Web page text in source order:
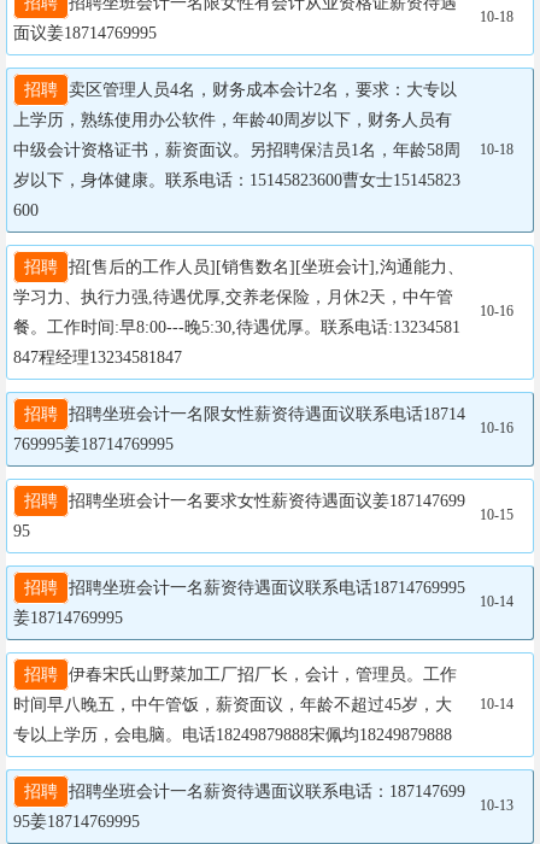
面议姜18714769995
10-18
招聘 卖区管理人员4名，财务成本会计2名，要求：大专以
上学历，熟练使用办公软件，年龄40周岁以下，财务人员有
中级会计资格证书，薪资面议。另招聘保洁员1名，年龄58周
岁以下，身体健康。联系电话：15145823600曹女士15145823
600
10-18
招聘 招[售后的工作人员][销售数名][坐班会计],沟通能力、
学习力、执行力强,​待遇优厚,交养老保险，月休2天，中午管
餐。工作时间:早8:00---晚5:30,待遇优厚。联系电话:13234581
847程经理13234581847
10-16
招聘 招聘坐班会计一名限女性薪资待遇面议联系电话18714
769995姜18714769995
10-16
招聘 招聘坐班会计一名要求女性薪资待遇面议姜187147699
95
10-15
招聘 招聘坐班会计一名薪资待遇面议联系电话18714769995
姜18714769995
10-14
招聘 伊春宋氏山野菜加工厂招厂长，会计，管理员。工作
时间早八晚五，中午管饭，薪资面议，年龄不超过45岁，大
专以上学历，会电脑。电话18249879888宋佩均18249879888
10-14
招聘 招聘坐班会计一名薪资待遇面议联系电话：187147699
95姜18714769995
10-13